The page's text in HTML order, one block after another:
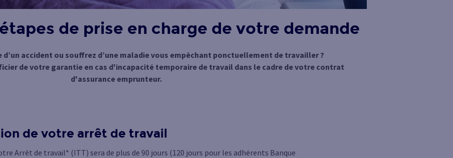
de prise en charge de votre demande
d’un accident ou souffrez d’une maladie vous empêchant ponctuellement de travailler ?
de votre garantie en cas d'incapacité temporaire de travail dans le cadre de votre contrat
d'assurance emprunteur.
de votre arrêt de travail
Arrêt de travail* (ITT) sera de plus de 90 jours (120 jours pour les adhérents Banque